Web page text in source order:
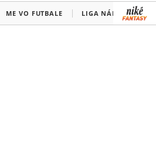
ME VO FUTBALE LIGA NÁRODOV